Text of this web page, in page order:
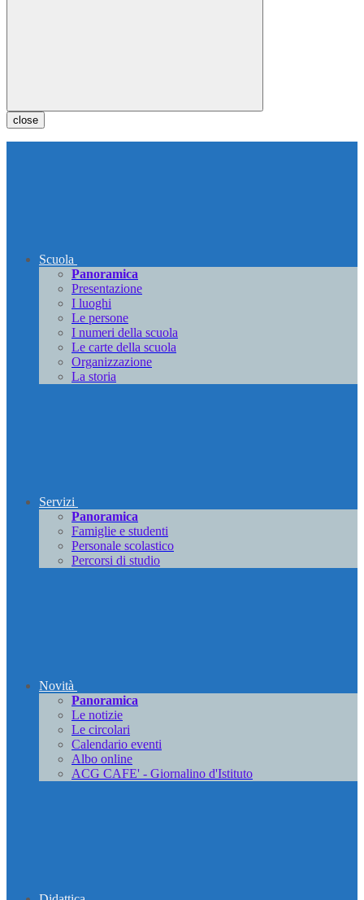
close
Scuola
Panoramica
Presentazione
I luoghi
Le persone
I numeri della scuola
Le carte della scuola
Organizzazione
La storia
Servizi
Panoramica
Famiglie e studenti
Personale scolastico
Percorsi di studio
Novità
Panoramica
Le notizie
Le circolari
Calendario eventi
Albo online
ACG CAFE' - Giornalino d'Istituto